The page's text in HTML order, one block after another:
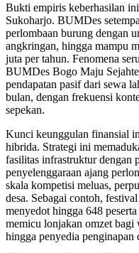
Bukti empiris keberhasilan
Sukoharjo. BUMDes
perlombaan burung dengan
angkringan, hingga mampu
juta per tahun. Fenomena
BUMDes Bogo Maju
pendapatan pasif dari sewa
bulan, dengan frekuensi
sepekan.
Kunci keunggulan finansial
hibrida. Strategi ini
fasilitas infrastruktur dengan
penyelenggaraan ajang
skala kompetisi meluas,
desa. Sebagai contoh,
menyedot hingga 648
memicu lonjakan omzet
hingga penyedia penginapan